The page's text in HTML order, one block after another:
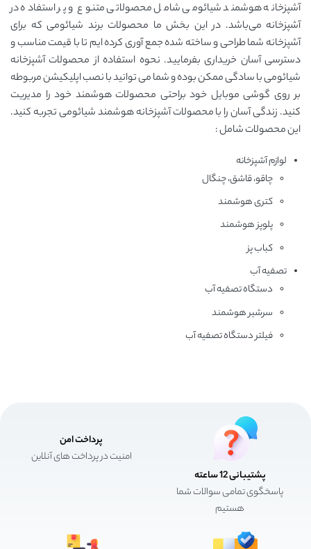
آشپزخانه هوشمند شیائومی شامل محصولاتی متنوع و پر استفاده در
آشپزخانه می‌باشد. در این بخش ما محصولات برند شیائومی که برای
آشپزخانه شما طراحی و ساخته شده جمع آوری کرده ایم تا با قیمت مناسب و
دسترسی آسان خریداری بفرمایید. نحوه استفاده از محصولات آشپزخانه
شیائومی با سادگی ممکن بوده و شما می توانید با نصب اپلیکیشن مربوطه
بر روی گوشی موبایل خود براحتی محصولات هوشمند خود را مدیریت
کنید. زندگی آسان را با محصولات آشپزخانه هوشمند شیائومی تجربه کنید.
این محصولات شامل :
لوازم آشپزخانه
چاقو، قاشق، چنگال
کتری هوشمند
پلوپز هوشمند
کباب پز
تصفیه آب
دستگاه تصفیه آب
سرشیر هوشمند
فیلتر دستگاه تصفیه آب
پشتیبانی 12 ساعته
پاسخگوی تمامی سوالات شما
هستیم
پرداخت امن
امنیت در پرداخت های آنلاین